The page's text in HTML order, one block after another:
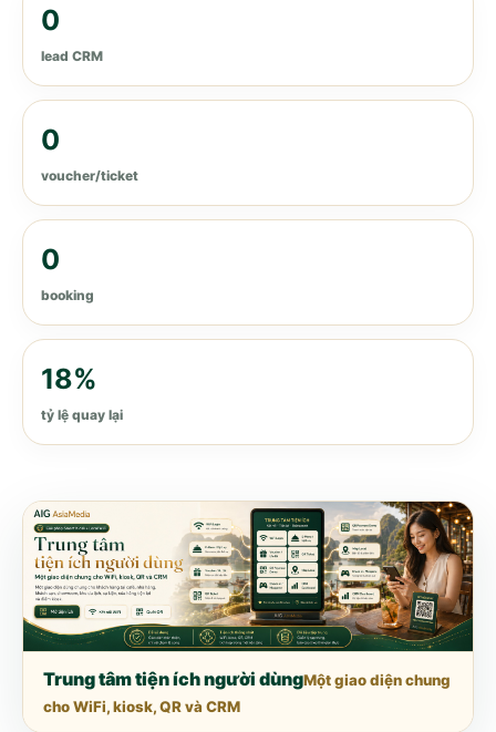
0
lead CRM
0
voucher/ticket
0
booking
18%
tỷ lệ quay lại
Trung tâm tiện ích người dùngMột giao diện chung
cho WiFi, kiosk, QR và CRM